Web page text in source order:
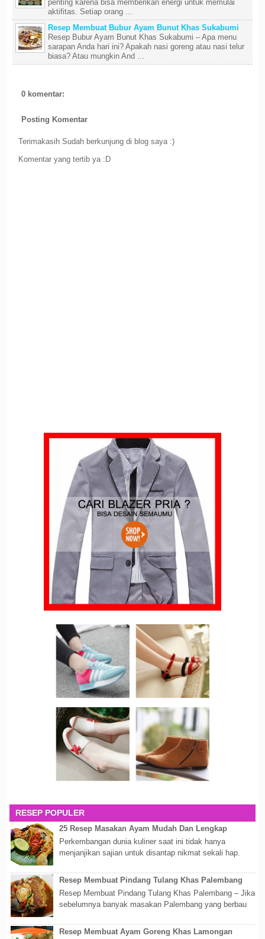
penting karena bisa memberikan energi untuk memulai
aktifitas. Setiap orang ...
Resep Membuat Bubur Ayam Bunut Khas Sukabumi
Resep Bubur Ayam Bunut Khas Sukabumi – Apa menu
sarapan Anda hari ini? Apakah nasi goreng atau nasi telur
biasa? Atau mungkin And ...
0 komentar:
Posting Komentar
Terimakasih Sudah berkunjung di blog saya :)
Komentar yang tertib ya :D
RESEP POPULER
25 Resep Masakan Ayam Mudah Dan Lengkap
Perkembangan dunia kuliner saat ini tidak hanya
menjanjikan sajian untuk disantap nikmat sekali hap.
Resep Membuat Pindang Tulang Khas Palembang
Resep Membuat Pindang Tulang Khas Palembang – Jika
sebelumnya banyak masakan Palembang yang berbau
Resep Membuat Ayam Goreng Khas Lamongan